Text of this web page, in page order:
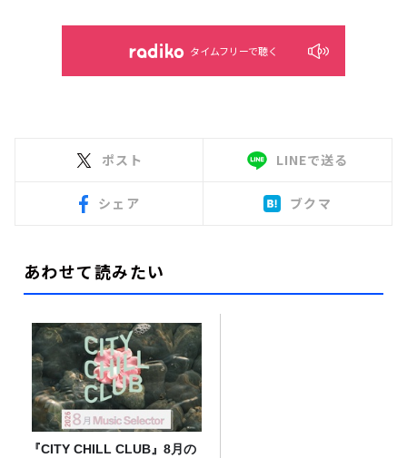
タイムフリーで聴く
ポスト LINEで送る
シェア ブクマ
あわせて読みたい
『CITY CHILL CLUB』8月の